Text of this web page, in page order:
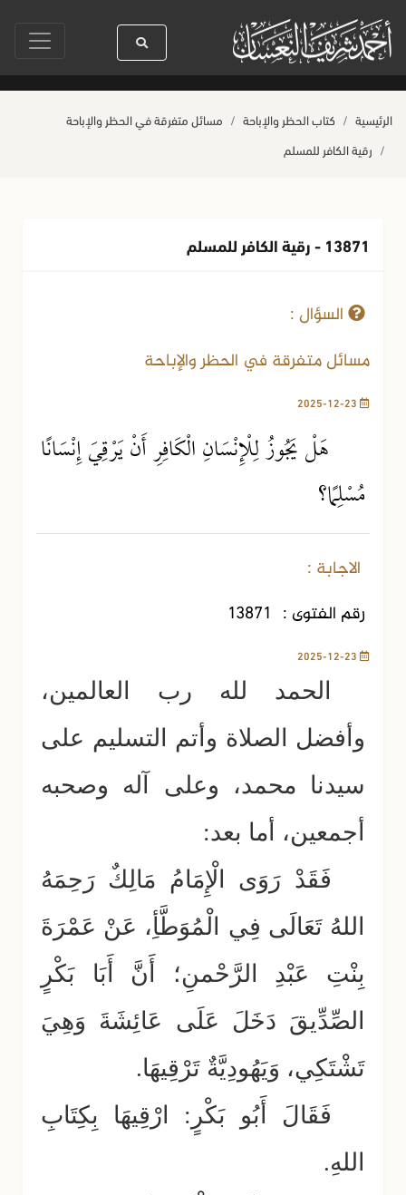
رسول الله ﷺ كله رحمة صلاة آخر أربعاء من صفر حياة القلوب
الرئيسية كتاب الحظر والإباحة
مسائل متفرقة في الحظر والإباحة
رقية الكافر للمسلم
13871 - رقية الكافر للمسلم
السؤال :
مسائل متفرقة في الحظر والإباحة
هَلْ يَجُوزُ لِلْإِنْسَانِ الْكَافِرِ أَنْ يَرْقِيَ إِنْسَانًا
مُسْلِمًا؟
الاجابة :
رقم الفتوى : 13871
الحمد لله رب العالمين،
وأفضل الصلاة وأتم التسليم على
سيدنا محمد، وعلى آله وصحبه
أجمعين، أما بعد:
فَقَدْ رَوَى الْإِمَامُ مَالِكٌ رَحِمَهُ
اللهُ تَعَالَى فِي الْمُوَطَّأِ، عَنْ عَمْرَةَ
بِنْتِ عَبْدِ الرَّحْمنِ؛ أَنَّ أَبَا بَكْرٍ
الصِّدِّيقَ دَخَلَ عَلَى عَائِشَةَ وَهِيَ
تَشْتَكِي، وَيَهُودِيَّةٌ تَرْقِيهَا.
فَقَالَ أَبُو بَكْرٍ: ارْقِيهَا بِكِتَابِ
اللهِ.